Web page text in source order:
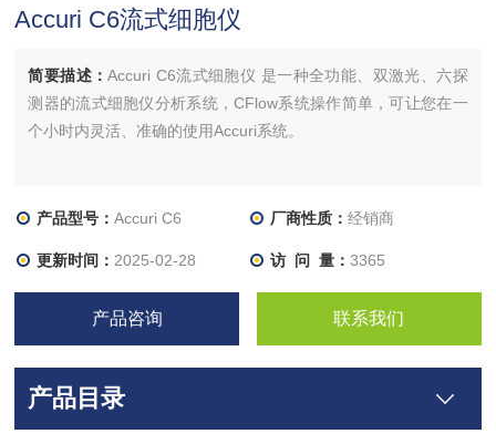
Accuri C6流式细胞仪
简要描述：Accuri C6流式细胞仪 是一种全功能、双激光、六探
测器的流式细胞仪分析系统，CFlow系统操作简单，可让您在一
个小时内灵活、准确的使用Accuri系统。
产品型号：Accuri C6 厂商性质： 经销商
更新时间： 2025-02-28 访 问 量： 3365
产品咨询 联系我们
产品目录